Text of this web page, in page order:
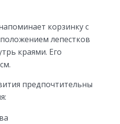
корзинку с
лепестков
краями. Его
предпочтительны